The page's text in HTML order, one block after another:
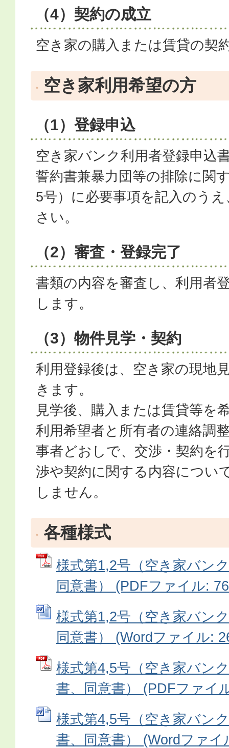
（4）契約の成立
空き家の購入または賃貸の契
空き家利用希望の方
（1）登録申込
空き家バンク利用者登録申込
誓約書兼暴力団等の排除に関
5号）に必要事項を記入のう
さい。
（2）審査・登録完了
書類の内容を審査し、利用者
します。
（3）物件見学・契約
利用登録後は、空き家の現地
きます。
見学後、購入または賃貸等を
利用希望者と所有者の連絡調
事者どおしで、交渉・契約を
渉や契約に関する内容につい
しません。
各種様式
様式第1,2号（空き家バン
同意書） (PDFファイル:
様式第1,2号（空き家バン
同意書） (Wordファイル:
様式第4,5号（空き家バン
書、同意書） (PDFファイ
様式第4,5号（空き家バン
書、同意書） (Wordファイ